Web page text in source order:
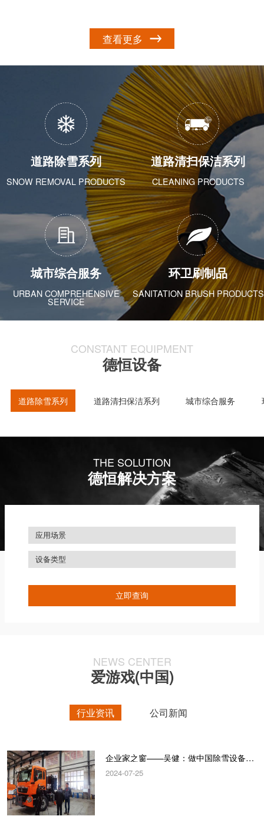
查看更多
道路除雪系列
SNOW REMOVAL PRODUCTS
道路清扫保洁系列
CLEANING PRODUCTS
城市综合服务
URBAN COMPREHENSIVE
SERVICE
环卫刷制品
SANITATION BRUSH PRODUCTS
CONSTANT EQUIPMENT
德恒设备
道路除雪系列 道路清扫保洁系列 城市综合服务
THE SOLUTION
德恒解决方案
NEWS CENTER
爱游戏(中国)
行业资讯 公司新闻
企业家之窗——吴健：做中国除雪设备“领跑者”
2024-07-25